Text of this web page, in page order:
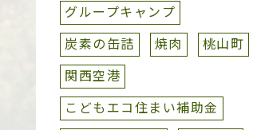
グループキャンプ
炭素の缶詰
焼肉
桃山町
関西空港
こどもエコ住まい補助金